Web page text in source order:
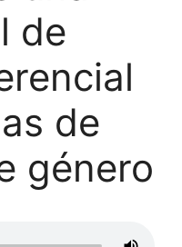
de
de
género